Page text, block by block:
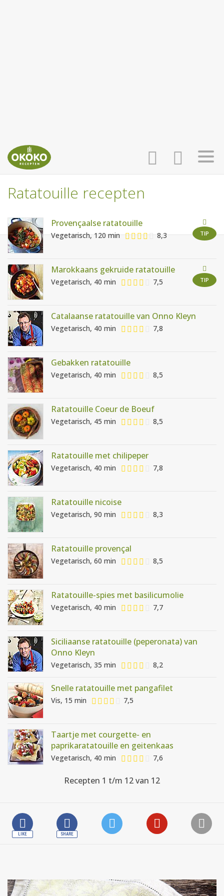
INLOGGEN
AANMELDEN
HOME
RECEPTEN
WEEKMENU'S
Ratatouille recepten
TIP
Provençaalse ratatouille
Vegetarisch, 120 min 8,3
TIP
Marokkaans gekruide ratatouille
Vegetarisch, 40 min 7,5
Catalaanse ratatouille van Onno Kleyn
Vegetarisch, 40 min 7,8
Gebakken ratatouille
Vegetarisch, 40 min 8,5
Ratatouille Coeur de Boeuf
Vegetarisch, 45 min 8,5
Ratatouille met chilipeper
Vegetarisch, 40 min 7,8
Ratatouille nicoise
Vegetarisch, 90 min 8,3
Ratatouille provençal
Vegetarisch, 60 min 8,5
Ratatouille-spies met basilicumolie
Vegetarisch, 40 min 7,7
Siciliaanse ratatouille (peperonata) van
Onno Kleyn
Vegetarisch, 35 min 8,2
Snelle ratatouille met pangafilet
Vis, 15 min 7,5
Taartje met courgette- en
paprikaratatouille en geitenkaas
Vegetarisch, 40 min 7,6
Recepten 1 t/m 12 van 12